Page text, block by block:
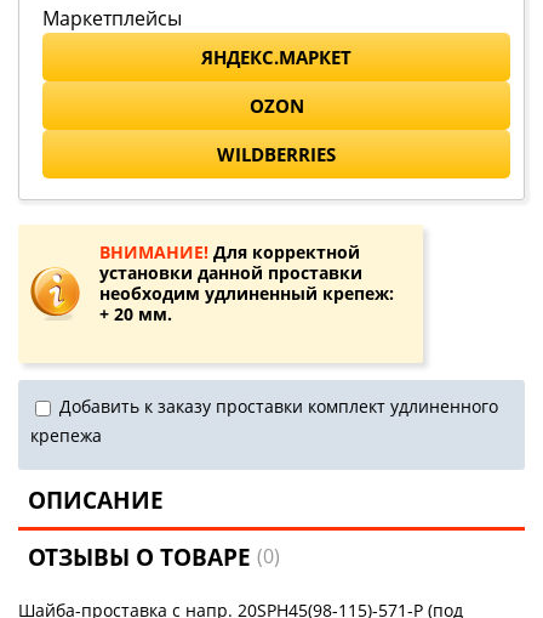
Маркетплейсы
ЯНДЕКС.МАРКЕТ
OZON
WILDBERRIES
ВНИМАНИЕ! Для корректной
установки данной проставки
необходим удлиненный крепеж:
+ 20 мм.
Добавить к заказу проставки комплект удлиненного
крепежа
ОПИСАНИЕ
ОТЗЫВЫ О ТОВАРЕ(0)
Шайба-проставка с напр. 20SPH45(98-115)-571-P (под